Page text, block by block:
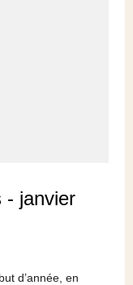
- janvier
d’année, en